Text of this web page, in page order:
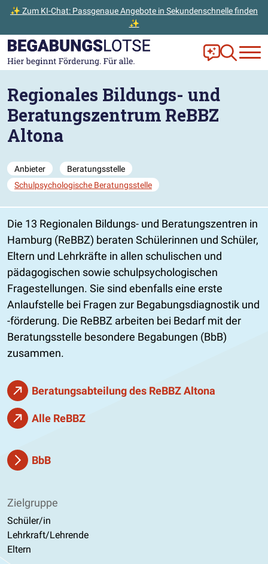
✨ Zum KI-Chat: Passgenaue Angebote in Sekundenschnelle finden
✨
Zum Hauptinhalt der Seite springen
Zur Startseite gehen Frag Ella!
Zur
Regionales Bildungs- und
Beratungszentrum ReBBZ
Altona
Anbieter
Beratungsstelle
Schulpsychologische Beratungsstelle
Die 13 Regionalen Bildungs- und Beratungszentren in
Hamburg (ReBBZ) beraten Schülerinnen und Schüler,
Eltern und Lehrkräfte in allen schulischen und
pädagogischen sowie schulpsychologischen
Fragestellungen. Sie sind ebenfalls eine erste
Anlaufstelle bei Fragen zur Begabungsdiagnostik und
-förderung. Die ReBBZ arbeiten bei Bedarf mit der
Beratungsstelle besondere Begabungen (BbB)
zusammen.
Beratungsabteilung des ReBBZ Altona
Alle ReBBZ
BbB
Zielgruppe
Schüler/in
Lehrkraft/Lehrende
Eltern